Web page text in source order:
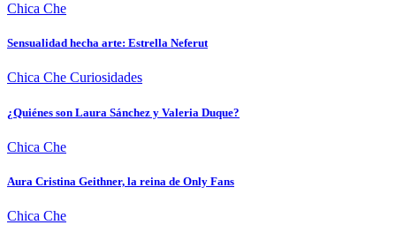
Chica Che
Sensualidad hecha arte: Estrella Neferut
Chica Che Curiosidades
¿Quiénes son Laura Sánchez y Valeria Duque?
Chica Che
Aura Cristina Geithner, la reina de Only Fans
Chica Che